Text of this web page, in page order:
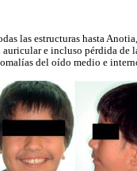
las estructuras hasta
e incluso pérdida de
del oído medio e